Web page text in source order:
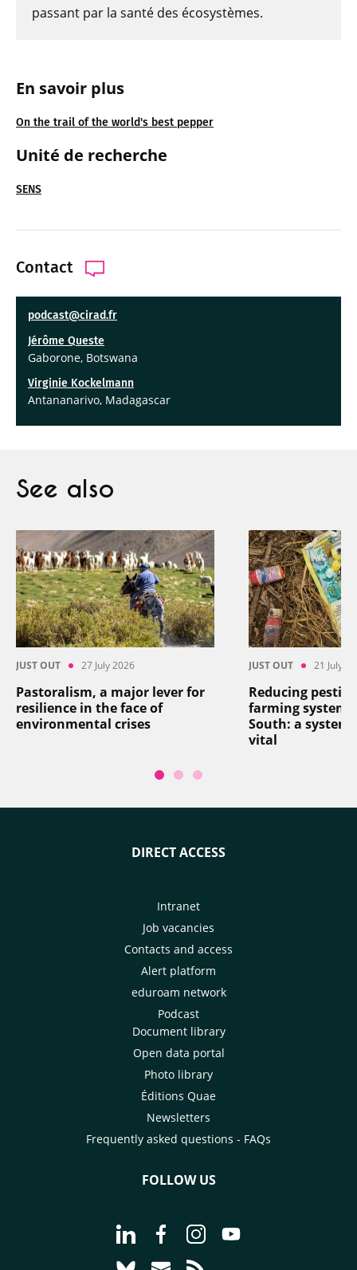
En savoir plus
On the trail of the world's best pepper
Unité de recherche
SENS
Contact
podcast@cirad.fr
Jérôme Queste
Gaborone, Botswana
Virginie Kockelmann
Antananarivo, Madagascar
passant par la santé des écosystèmes.
See also
JUST OUT 27 July 2026
Pastoralism, a major lever for
resilience in the face of
environmental crises
JUST OUT 21 July
Reducing
farming
South: a
vital
DIRECT ACCESS
Intranet
Job vacancies
Contacts and access
Alert platform
eduroam network
Podcast
Document library
Open data portal
Photo library
Éditions Quae
Newsletters
Frequently asked questions - FAQs
FOLLOW US
Go to page Follow us on LinkedIn -
Go to page Follow us on
Go to page Follow us on
Go to page Follow